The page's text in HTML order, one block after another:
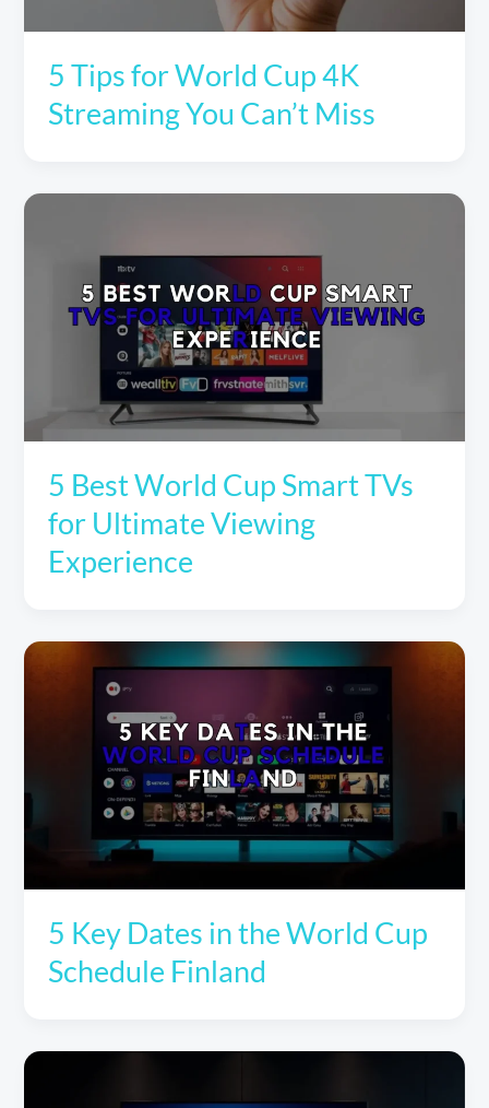
5 Tips for World Cup 4K
Streaming You Can’t Miss
5 Best World Cup Smart TVs
for Ultimate Viewing
Experience
5 Key Dates in the World Cup
Schedule Finland